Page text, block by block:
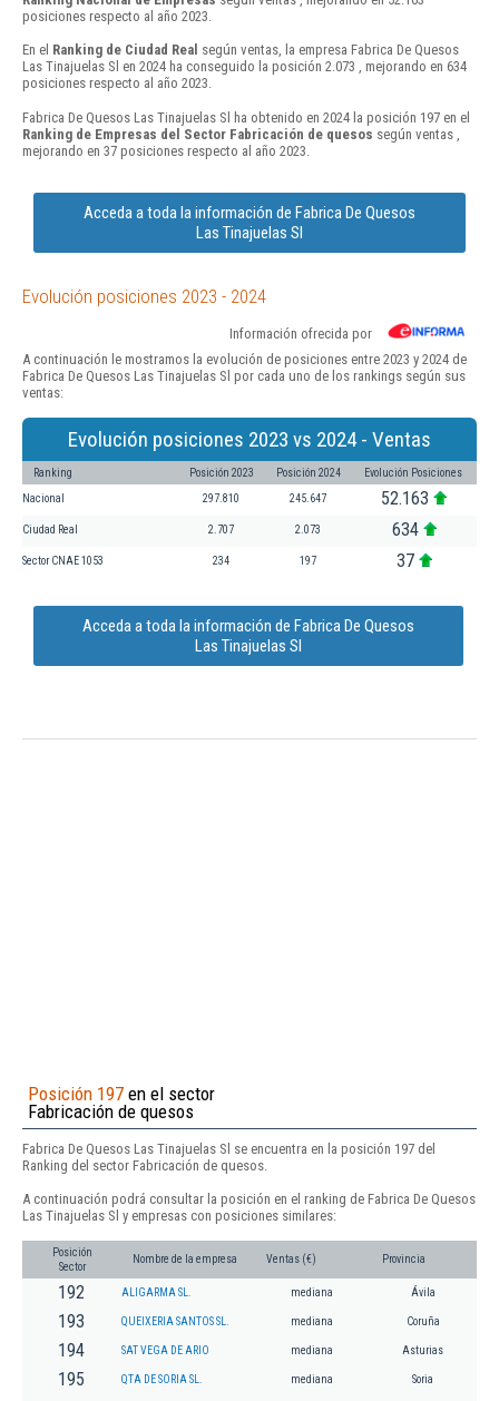
posiciones respecto al año 2023.
En el Ranking de Ciudad Real según ventas, la empresa Fabrica De Quesos
Las Tinajuelas Sl en 2024 ha conseguido la posición 2.073 , mejorando en 634
posiciones respecto al año 2023.
Fabrica De Quesos Las Tinajuelas Sl ha obtenido en 2024 la posición 197 en el
Ranking de Empresas del Sector Fabricación de quesos según ventas ,
mejorando en 37 posiciones respecto al año 2023.
Acceda a toda la información de Fabrica De Quesos
Las Tinajuelas Sl
Evolución posiciones 2023 - 2024
Información ofrecida por
A continuación le mostramos la evolución de posiciones entre 2023 y 2024 de
Fabrica De Quesos Las Tinajuelas Sl por cada uno de los rankings según sus
ventas:
Evolución posiciones 2023 vs 2024 - Ventas
Ranking Posición 2023 Posición 2024 Evolución Posiciones
Nacional 297.810 245.647 52.163
Ciudad Real 2.707 2.073 634
Sector CNAE 1053 234 197 37
Acceda a toda la información de Fabrica De Quesos
Las Tinajuelas Sl
Posición 197 en el sector
Fabricación de quesos
Fabrica De Quesos Las Tinajuelas Sl se encuentra en la posición 197 del
Ranking del sector Fabricación de quesos.
A continuación podrá consultar la posición en el ranking de Fabrica De Quesos
Las Tinajuelas Sl y empresas con posiciones similares:
Posición
Sector
Nombre de la empresa Ventas (€) Provincia
192 ALIGARMA SL. mediana Ávila
193 QUEIXERIA SANTOS SL. mediana Coruña
194 SAT VEGA DE ARIO mediana Asturias
195 QTA DE SORIA SL. mediana Soria